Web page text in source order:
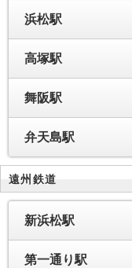
浜松駅
高塚駅
舞阪駅
弁天島駅
遠州鉄道
新浜松駅
第一通り駅